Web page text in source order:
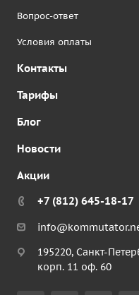
Вопрос-ответ
Условия оплаты
Контакты
Тарифы
Блог
Новости
Акции
+7 (812) 645-18-17
195220, Санкт-
корп. 11 оф. 60